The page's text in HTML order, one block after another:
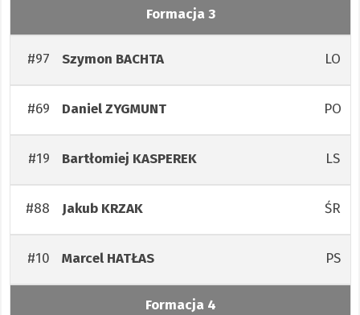
Formacja 3
#97 Szymon BACHTA LO
#69 DanielZYGMUNT PO
#19 Bartłomiej KASPEREK LS
#88 Jakub KRZAK ŚR
#10 Marcel HATŁAS PS
Formacja 4